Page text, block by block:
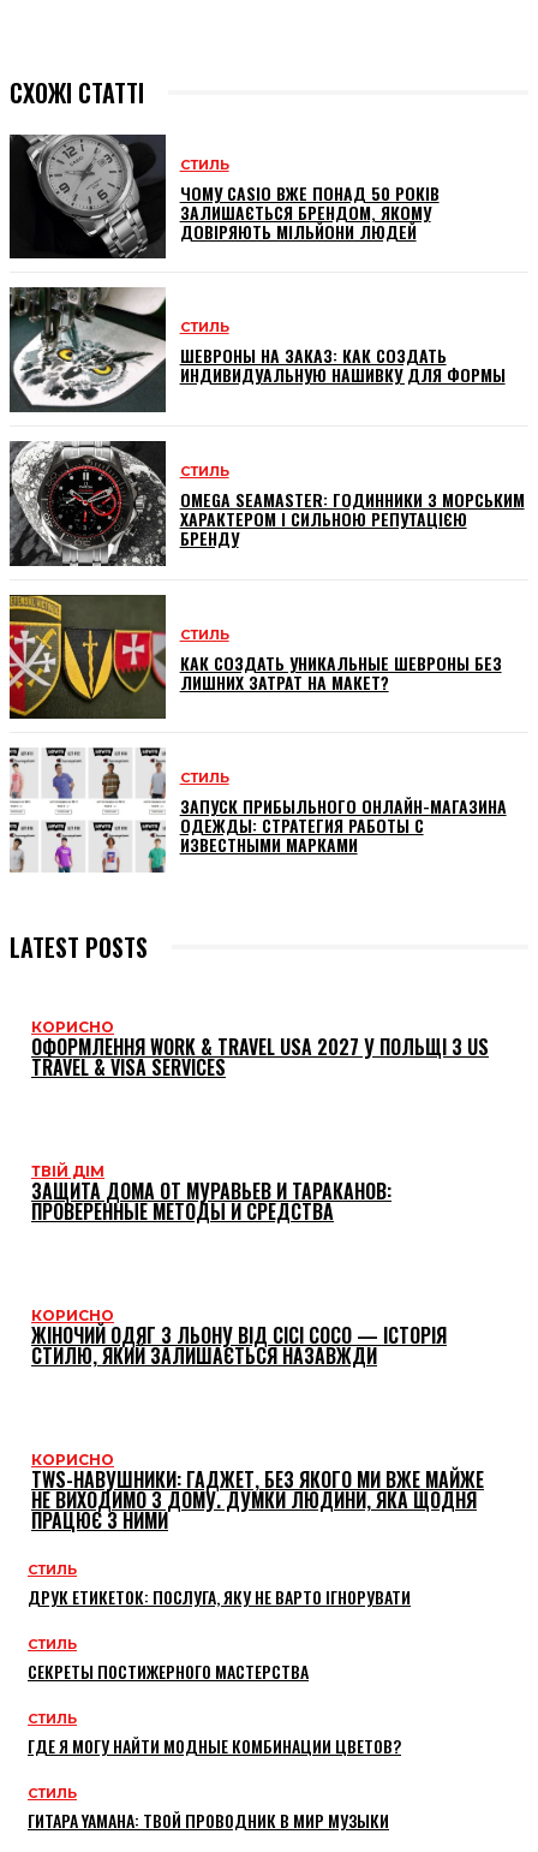
СХОЖІ СТАТТІ
СТИЛЬ
ЧОМУ CASIO ВЖЕ ПОНАД 50 РОКІВ
ЗАЛИШАЄТЬСЯ БРЕНДОМ, ЯКОМУ
ДОВІРЯЮТЬ МІЛЬЙОНИ ЛЮДЕЙ
СТИЛЬ
ШЕВРОНЫ НА ЗАКАЗ: КАК СОЗДАТЬ
ИНДИВИДУАЛЬНУЮ НАШИВКУ ДЛЯ ФОРМЫ
СТИЛЬ
OMEGA SEAMASTER: ГОДИННИКИ З МОРСЬКИМ
ХАРАКТЕРОМ І СИЛЬНОЮ РЕПУТАЦІЄЮ
БРЕНДУ
СТИЛЬ
КАК СОЗДАТЬ УНИКАЛЬНЫЕ ШЕВРОНЫ БЕЗ
ЛИШНИХ ЗАТРАТ НА МАКЕТ?
СТИЛЬ
ЗАПУСК ПРИБЫЛЬНОГО ОНЛАЙН-МАГАЗИНА
ОДЕЖДЫ: СТРАТЕГИЯ РАБОТЫ С
ИЗВЕСТНЫМИ МАРКАМИ
LATEST POSTS
КОРИСНО
ОФОРМЛЕННЯ WORK & TRAVEL USA 2027 У ПОЛЬЩІ З US
TRAVEL & VISA SERVICES
ТВІЙ ДІМ
ЗАЩИТА ДОМА ОТ МУРАВЬЕВ И ТАРАКАНОВ:
ПРОВЕРЕННЫЕ МЕТОДЫ И СРЕДСТВА
КОРИСНО
ЖІНОЧИЙ ОДЯГ З ЛЬОНУ ВІД CICI COCO — ІСТОРІЯ
СТИЛЮ, ЯКИЙ ЗАЛИШАЄТЬСЯ НАЗАВЖДИ
КОРИСНО
TWS-НАВУШНИКИ: ГАДЖЕТ, БЕЗ ЯКОГО МИ ВЖЕ МАЙЖЕ
НЕ ВИХОДИМО З ДОМУ. ДУМКИ ЛЮДИНИ, ЯКА ЩОДНЯ
ПРАЦЮЄ З НИМИ
СТИЛЬ
ДРУК ЕТИКЕТОК: ПОСЛУГА, ЯКУ НЕ ВАРТО ІГНОРУВАТИ
СТИЛЬ
СЕКРЕТЫ ПОСТИЖЕРНОГО МАСТЕРСТВА
СТИЛЬ
ГДЕ Я МОГУ НАЙТИ МОДНЫЕ КОМБИНАЦИИ ЦВЕТОВ?
СТИЛЬ
ГИТАРА YAMAHA: ТВОЙ ПРОВОДНИК В МИР МУЗЫКИ